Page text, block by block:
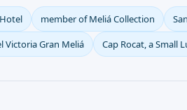
member of Meliá Collection
Victoria Gran Meliá Cap Rocat, a Small